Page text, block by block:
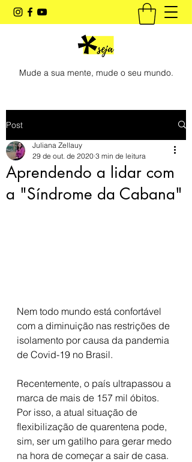
Mude a sua mente, mude o seu mundo.
Post
Aprendendo a lidar com
a "Síndrome da Cabana"
Juliana Zellauy
29 de out. de 2020 3 min de leitura
Nem todo mundo está confortável
com a diminuição nas restrições de
isolamento por causa da pandemia
de Covid-19 no Brasil.
Recentemente, o país ultrapassou a
marca de mais de 157 mil óbitos.
Por isso, a atual situação de
flexibilização de quarentena pode,
sim, ser um gatilho para gerar medo
na hora de começar a sair de casa.